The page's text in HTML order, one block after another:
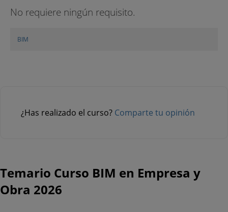
No requiere ningún requisito.
BIM
¿Has realizado el curso? Comparte tu opinión
Temario Curso BIM en Empresa y
Obra 2026